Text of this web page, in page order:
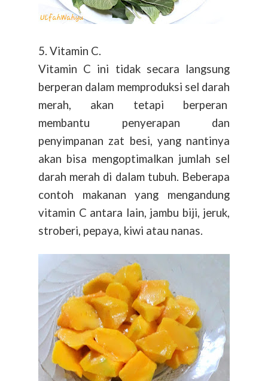
5. Vitamin C.
Vitamin C ini tidak secara langsung
berperan dalam memproduksi sel darah
merah, akan tetapi berperan
membantu penyerapan dan
penyimpanan zat besi, yang nantinya
akan bisa mengoptimalkan jumlah sel
darah merah di dalam tubuh. Beberapa
contoh makanan yang mengandung
vitamin C antara lain, jambu biji, jeruk,
stroberi, pepaya, kiwi atau nanas.